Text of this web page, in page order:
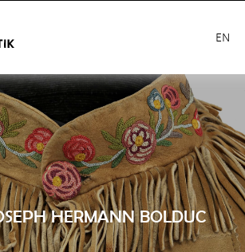
EN
HERMANN BOLDUC